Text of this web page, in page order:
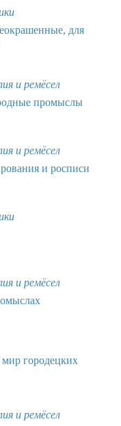
для
и ремёсел
промыслы
и ремёсел
и росписи
и ремёсел
городецких
и ремёсел